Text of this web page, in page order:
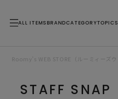
ALL ITEMS BRANDCATEGORYTOPICS
Roomy’s WEB STORE（ルーミィーズウ
STAFF SNAP